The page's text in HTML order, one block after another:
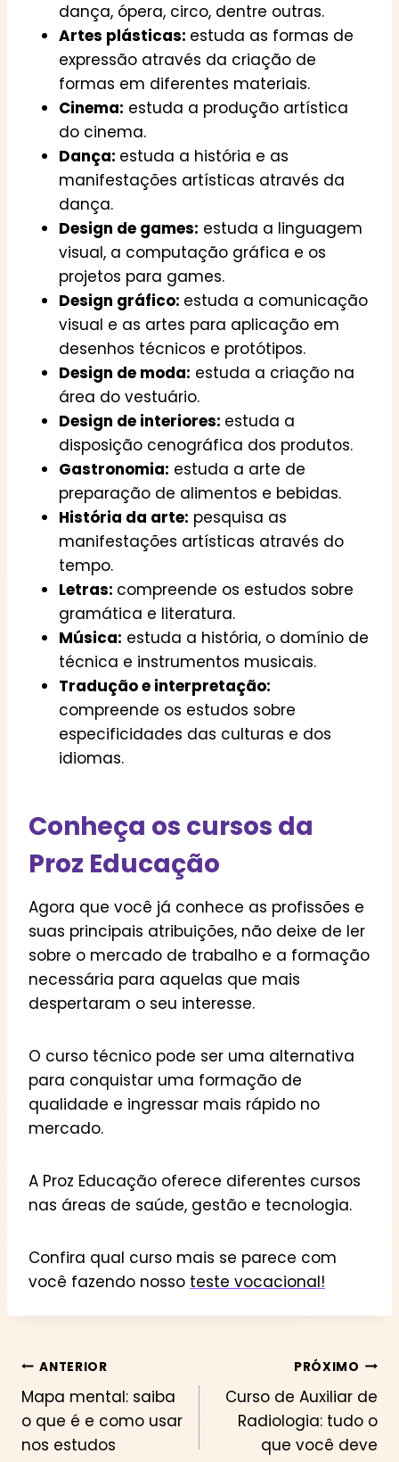
dança, ópera, circo, dentre outras.
Artes plásticas: estuda as formas de
expressão através da criação de
formas em diferentes materiais.
Cinema: estuda a produção artística
do cinema.
Dança: estuda a história e as
manifestações artísticas através da
dança.
Design de games: estuda a linguagem
visual, a computação gráfica e os
projetos para games.
Design gráfico: estuda a comunicação
visual e as artes para aplicação em
desenhos técnicos e protótipos.
Design de moda: estuda a criação na
área do vestuário.
Design de interiores: estuda a
disposição cenográfica dos produtos.
Gastronomia: estuda a arte de
preparação de alimentos e bebidas.
História da arte: pesquisa as
manifestações artísticas através do
tempo.
Letras: compreende os estudos sobre
gramática e literatura.
Música: estuda a história, o domínio de
técnica e instrumentos musicais.
Tradução e interpretação:
compreende os estudos sobre
especificidades das culturas e dos
idiomas.
Conheça os cursos da
Proz Educação
Agora que você já conhece as profissões e
suas principais atribuições, não deixe de ler
sobre o mercado de trabalho e a formação
necessária para aquelas que mais
despertaram o seu interesse.
O curso técnico pode ser uma alternativa
para conquistar uma formação de
qualidade e ingressar mais rápido no
mercado.
A Proz Educação oferece diferentes cursos
nas áreas de saúde, gestão e tecnologia.
Confira qual curso mais se parece com
você fazendo nosso teste vocacional!
Navegação
de
Post
ANTERIOR
Mapa mental: saiba
o que é e como usar
nos estudos
PRÓXIMO
Curso de Auxiliar de
Radiologia: tudo o
que você deve